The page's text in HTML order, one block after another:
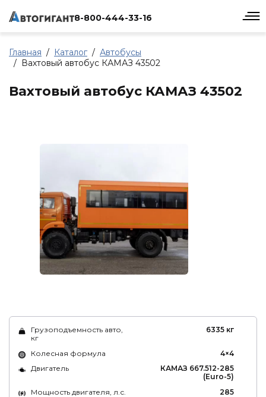
8-800-444-33-16
Главная Каталог
Автобусы
Вахтовый автобус КАМАЗ 43502
Вахтовый автобус КАМАЗ 43502
Грузоподъемность авто,
кг
6335 кг
Колесная формула
4×4
Двигатель
КАМАЗ 667.512-285
(Euro-5)
Мощность двигателя, л.с.
285